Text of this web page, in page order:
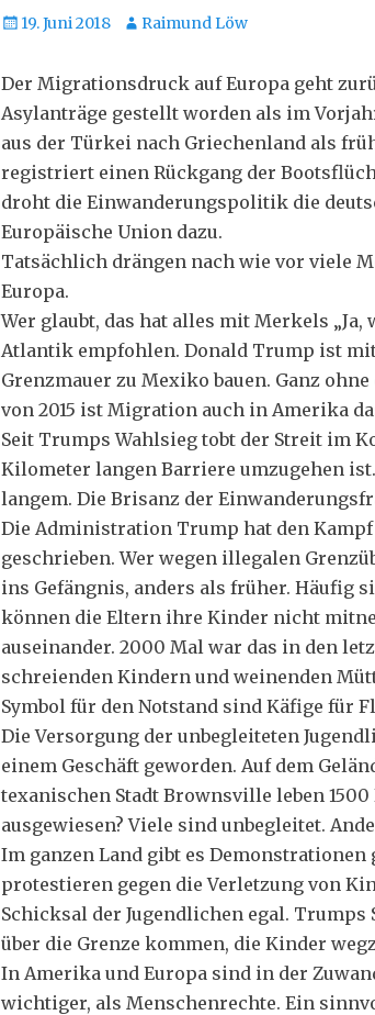
Veröffentlicht
19. Juni 2018 Autor
Raimund Löw
Der Migrationsdruck auf Europa geht
Asylanträge gestellt worden als im
aus der Türkei nach Griechenland als
registriert einen Rückgang der
droht die Einwanderungspolitik die
Europäische Union dazu.
Tatsächlich drängen nach wie vor viele
Europa.
Wer glaubt, das hat alles mit Merkels
Atlantik empfohlen. Donald Trump ist
Grenzmauer zu Mexiko bauen. Ganz
von 2015 ist Migration auch in Amerika
Seit Trumps Wahlsieg tobt der Streit im
Kilometer langen Barriere umzugehen
langem. Die Brisanz der
Die Administration Trump hat den
geschrieben. Wer wegen illegalen
ins Gefängnis, anders als früher. Häufig
können die Eltern ihre Kinder nicht
auseinander. 2000 Mal war das in den
schreienden Kindern und weinenden
Symbol für den Notstand sind Käfige für
Die Versorgung der unbegleiteten
einem Geschäft geworden. Auf dem
texanischen Stadt Brownsville leben 1500
ausgewiesen? Viele sind unbegleitet.
Im ganzen Land gibt es
protestieren gegen die Verletzung von
Schicksal der Jugendlichen egal.
über die Grenze kommen, die Kinder
In Amerika und Europa sind in der
wichtiger, als Menschenrechte. Ein